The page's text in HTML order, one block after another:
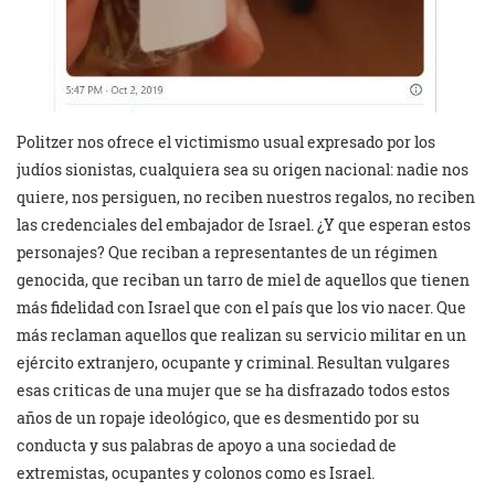
Politzer nos ofrece el victimismo usual expresado por los
judíos sionistas, cualquiera sea su origen nacional: nadie nos
quiere, nos persiguen, no reciben nuestros regalos, no reciben
las credenciales del embajador de Israel. ¿Y que esperan estos
personajes? Que reciban a representantes de un régimen
genocida, que reciban un tarro de miel de aquellos que tienen
más fidelidad con Israel que con el país que los vio nacer. Que
más reclaman aquellos que realizan su servicio militar en un
ejército extranjero, ocupante y criminal. Resultan vulgares
esas criticas de una mujer que se ha disfrazado todos estos
años de un ropaje ideológico, que es desmentido por su
conducta y sus palabras de apoyo a una sociedad de
extremistas, ocupantes y colonos como es Israel.